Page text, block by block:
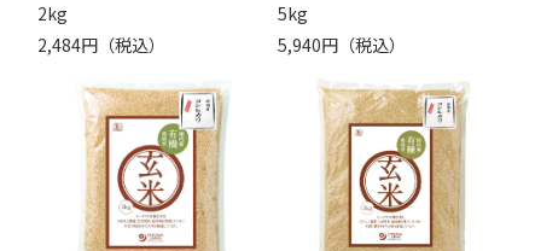
2kg
2,484円（税込）
5kg
5,940円（税込）